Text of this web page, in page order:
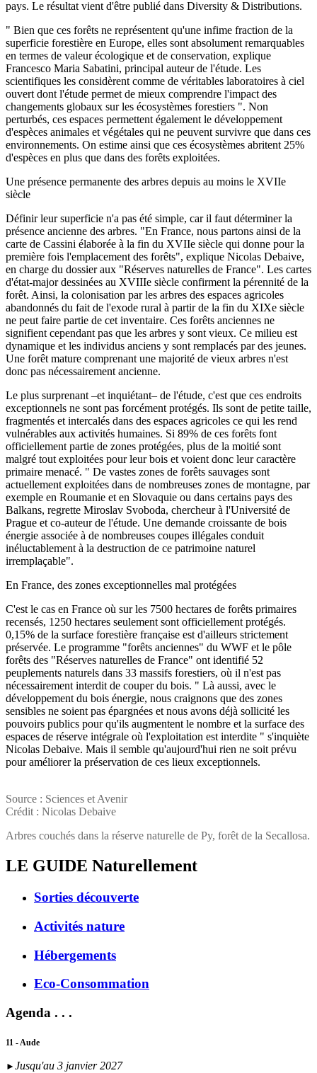
pays. Le résultat vient d'être publié dans Diversity & Distributions.
" Bien que ces forêts ne représentent qu'une infime fraction de la
superficie forestière en Europe, elles sont absolument remarquables
en termes de valeur écologique et de conservation, explique
Francesco Maria Sabatini, principal auteur de l'étude. Les
scientifiques les considèrent comme de véritables laboratoires à ciel
ouvert dont l'étude permet de mieux comprendre l'impact des
changements globaux sur les écosystèmes forestiers ". Non
perturbés, ces espaces permettent également le développement
d'espèces animales et végétales qui ne peuvent survivre que dans ces
environnements. On estime ainsi que ces écosystèmes abritent 25%
d'espèces en plus que dans des forêts exploitées.
Une présence permanente des arbres depuis au moins le XVIIe
siècle
Définir leur superficie n'a pas été simple, car il faut déterminer la
présence ancienne des arbres. "En France, nous partons ainsi de la
carte de Cassini élaborée à la fin du XVIIe siècle qui donne pour la
première fois l'emplacement des forêts", explique Nicolas Debaive,
en charge du dossier aux "Réserves naturelles de France". Les cartes
d'état-major dessinées au XVIIIe siècle confirment la pérennité de la
forêt. Ainsi, la colonisation par les arbres des espaces agricoles
abandonnés du fait de l'exode rural à partir de la fin du XIXe siècle
ne peut faire partie de cet inventaire. Ces forêts anciennes ne
signifient cependant pas que les arbres y sont vieux. Ce milieu est
dynamique et les individus anciens y sont remplacés par des jeunes.
Une forêt mature comprenant une majorité de vieux arbres n'est
donc pas nécessairement ancienne.
Le plus surprenant –et inquiétant– de l'étude, c'est que ces endroits
exceptionnels ne sont pas forcément protégés. Ils sont de petite taille,
fragmentés et intercalés dans des espaces agricoles ce qui les rend
vulnérables aux activités humaines. Si 89% de ces forêts font
officiellement partie de zones protégées, plus de la moitié sont
malgré tout exploitées pour leur bois et voient donc leur caractère
primaire menacé. " De vastes zones de forêts sauvages sont
actuellement exploitées dans de nombreuses zones de montagne, par
exemple en Roumanie et en Slovaquie ou dans certains pays des
Balkans, regrette Miroslav Svoboda, chercheur à l'Université de
Prague et co-auteur de l'étude. Une demande croissante de bois
énergie associée à de nombreuses coupes illégales conduit
inéluctablement à la destruction de ce patrimoine naturel
irremplaçable".
En France, des zones exceptionnelles mal protégées
C'est le cas en France où sur les 7500 hectares de forêts primaires
recensés, 1250 hectares seulement sont officiellement protégés.
0,15% de la surface forestière française est d'ailleurs strictement
préservée. Le programme "forêts anciennes" du WWF et le pôle
forêts des "Réserves naturelles de France" ont identifié 52
peuplements naturels dans 33 massifs forestiers, où il n'est pas
nécessairement interdit de couper du bois. " Là aussi, avec le
développement du bois énergie, nous craignons que des zones
sensibles ne soient pas épargnées et nous avons déjà sollicité les
pouvoirs publics pour qu'ils augmentent le nombre et la surface des
espaces de réserve intégrale où l'exploitation est interdite " s'inquiète
Nicolas Debaive. Mais il semble qu'aujourd'hui rien ne soit prévu
pour améliorer la préservation de ces lieux exceptionnels.
Source : Sciences et Avenir
Crédit : Nicolas Debaive
Arbres couchés dans la réserve naturelle de Py, forêt de la Secallosa.
LE GUIDE Naturellement
Sorties découverte
Activités nature
Hébergements
Eco-Consommation
Agenda . . .
11 - Aude
► Jusqu'au 3 janvier 2027